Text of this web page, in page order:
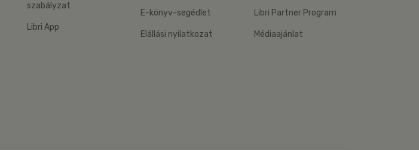
szabályzat
Libri App
E-könyv-segédlet
Elállási nyilatkozat
Libri Partner Program
Médiaajánlat